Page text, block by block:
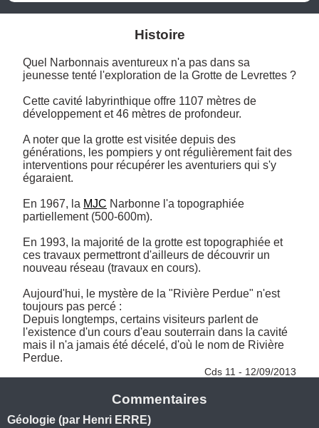
Histoire
Quel Narbonnais aventureux n'a pas dans sa
jeunesse tenté l'exploration de la Grotte de Levrettes ?
Cette cavité labyrinthique offre 1107 mètres de
développement et 46 mètres de profondeur.
A noter que la grotte est visitée depuis des
générations, les pompiers y ont régulièrement fait des
interventions pour récupérer les aventuriers qui s'y
égaraient.
En 1967, la MJC Narbonne l'a topographiée
partiellement (500-600m).
En 1993, la majorité de la grotte est topographiée et
ces travaux permettront d'ailleurs de découvrir un
nouveau réseau (travaux en cours).
Aujourd'hui, le mystère de la "Rivière Perdue" n'est
toujours pas percé :
Depuis longtemps, certains visiteurs parlent de
l'existence d'un cours d'eau souterrain dans la cavité
mais il n'a jamais été décelé, d'où le nom de Rivière
Perdue.
Cds 11 - 12/09/2013
Commentaires
Géologie (par Henri ERRE)